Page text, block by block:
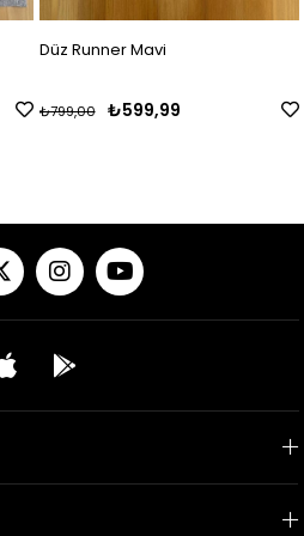
Düz Runner Mavi
₺599,99
₺799,00